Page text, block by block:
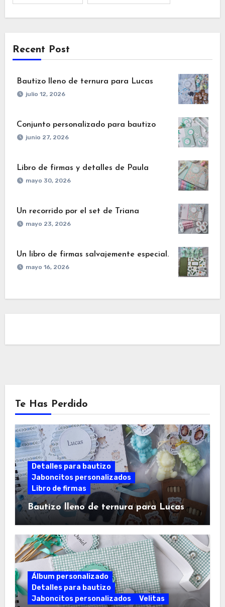
Recent Post
Bautizo lleno de ternura para Lucas
julio 12, 2026
Conjunto personalizado para bautizo
junio 27, 2026
Libro de firmas y detalles de Paula
mayo 30, 2026
Un recorrido por el set de Triana
mayo 23, 2026
Un libro de firmas salvajemente especial.
mayo 16, 2026
Te Has Perdido
Detalles para bautizo
Jaboncitos personalizados
Libro de firmas
Bautizo lleno de ternura para Lucas
Álbum personalizado
Detalles para bautizo
Jaboncitos personalizados
Velitas